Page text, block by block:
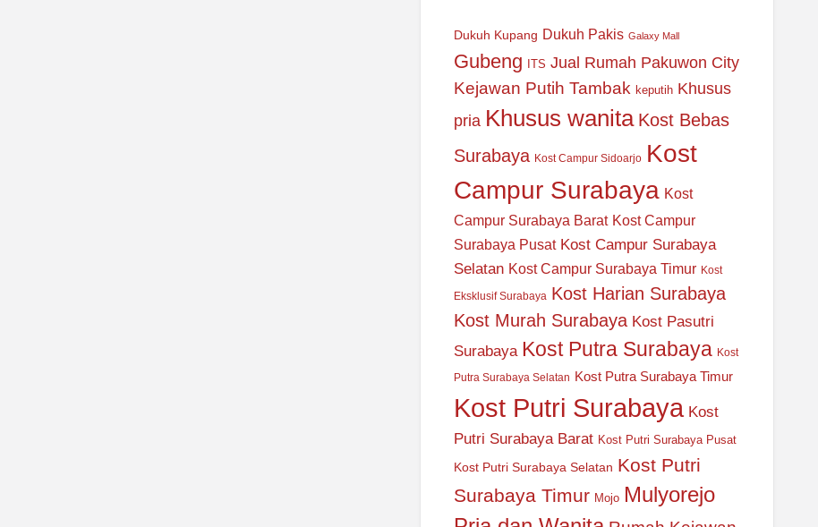
Dukuh Kupang Dukuh Pakis Galaxy Mall
Gubeng ITS Jual Rumah Pakuwon City
Kejawan Putih Tambak keputih Khusus
pria Khusus wanita Kost Bebas
Surabaya Kost Campur Sidoarjo Kost
Campur Surabaya Kost
Campur Surabaya Barat Kost Campur
Surabaya Pusat Kost Campur Surabaya
Selatan Kost Campur Surabaya Timur Kost
Eksklusif Surabaya Kost Harian Surabaya
Kost Murah Surabaya Kost Pasutri
Surabaya Kost Putra Surabaya Kost
Putra Surabaya Selatan Kost Putra Surabaya Timur
Kost Putri Surabaya Kost
Putri Surabaya Barat Kost Putri Surabaya Pusat
Kost Putri Surabaya Selatan Kost Putri
Surabaya Timur Mojo Mulyorejo